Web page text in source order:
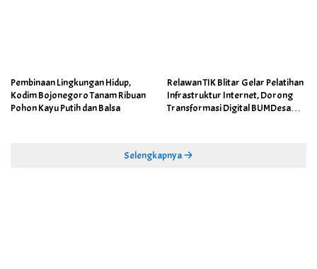
Pembinaan Lingkungan Hidup,
Kodim Bojonegoro Tanam Ribuan
Pohon Kayu Putih dan Balsa
Relawan TIK Blitar Gelar Pelatihan
Infrastruktur Internet, Dorong
Transformasi Digital BUMDesa
Selengkapnya